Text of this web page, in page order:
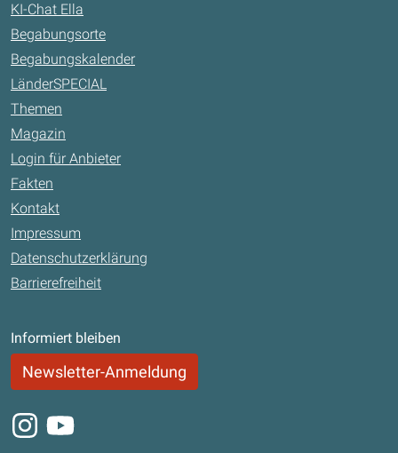
KI-Chat Ella
Begabungsorte
Begabungskalender
LänderSPECIAL
Themen
Magazin
Login für Anbieter
Fakten
Kontakt
Impressum
Datenschutzerklärung
Barrierefreiheit
Informiert bleiben
Newsletter-Anmeldung
Instagram
Youtube